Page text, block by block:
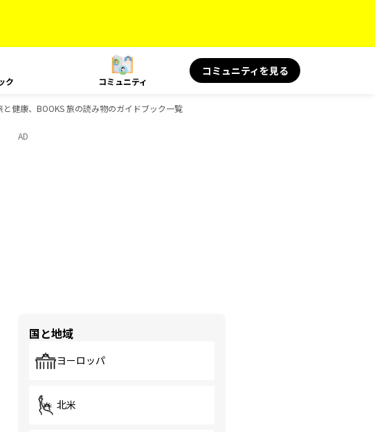
ク コミュニティ
コミュニティを見る
健康、BOOKS 旅の読み物のガイドブック一覧
AD
国と地域
ヨーロッパ
北米